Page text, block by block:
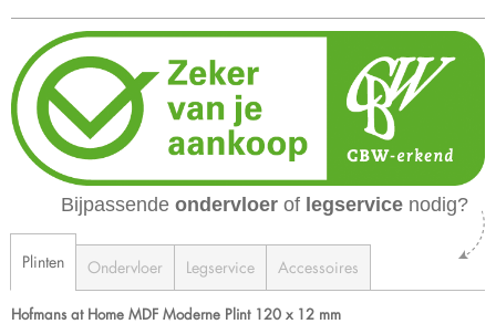
Bijpassende ondervloer of legservice nodig?
Plinten Ondervloer Legservice Accessoires
Hofmans at Home MDF Moderne Plint 120 x 12 mm